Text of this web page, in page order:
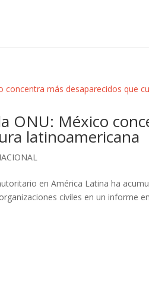
ONU: México
latinoamericana
en América Latina ha
civiles en un informe